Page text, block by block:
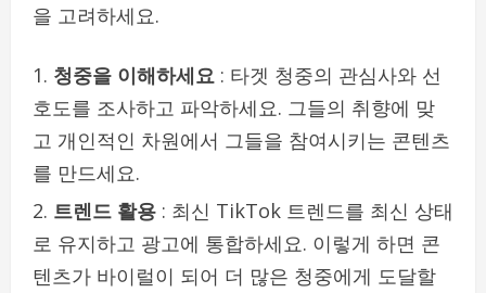
을 고려하세요.
청중을 이해하세요 : 타겟 청중의 관심사와 선
호도를 조사하고 파악하세요. 그들의 취향에 맞
고 개인적인 차원에서 그들을 참여시키는 콘텐츠
를 만드세요.
트렌드 활용 : 최신 TikTok 트렌드를 최신 상태
로 유지하고 광고에 통합하세요. 이렇게 하면 콘
텐츠가 바이럴이 되어 더 많은 청중에게 도달할